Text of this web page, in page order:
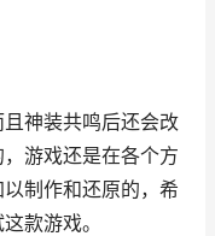
神装共鸣后还会改
游戏还是在各个方
制作和还原的，希
款游戏。